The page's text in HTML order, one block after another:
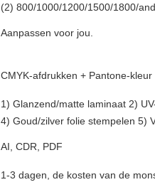
(2) 800/1000/1200/1500/1800/
Aanpassen voor jou.
CMYK-afdrukken + Pantone-kleur
1) Glanzend/matte laminaat 2)
4) Goud/zilver folie stempelen 5)
AI, CDR, PDF
1-3 dagen, de kosten van de